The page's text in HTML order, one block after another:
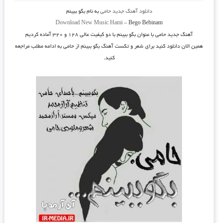
دانلود آهنگ جدید حامی به نامبگو ببینم
Download New Music Hami –Bego Bebinam
آهنگ جدید حامیبا عنوان بگو ببینمبا دو کیفیت عالی ۱۲۸ و ۳۲۰ آماده کردیم
همین الان دانلود کنید برای شعر و تکست آهنگ بگو ببینم از حامی به ادامه مطلب مراجعه
کنید.